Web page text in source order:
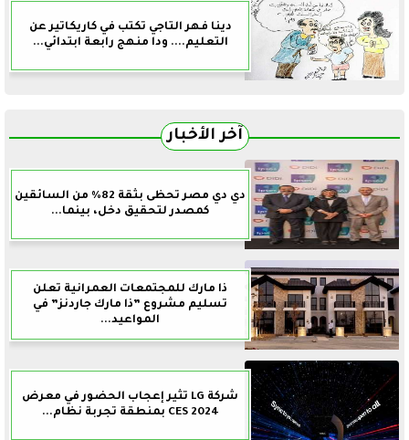
دينا فهر التاجي تكتب في كاريكاتير عن
التعليم.... ودا منهج رابعة ابتدائي...
آخر الأخبار
دي دي مصر تحظى بثقة 82% من السائقين
كمصدر لتحقيق دخل، بينما...
ذا مارك للمجتمعات العمرانية تعلن
تسليم مشروع ”ذا مارك جاردنز” في
المواعيد...
شركة LG تثير إعجاب الحضور في معرض
CES 2024 بمنطقة تجربة نظام...